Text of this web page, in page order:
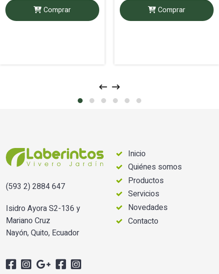
Comprar Comprar
(593 2) 2884 647
Isidro Ayora S2-136 y
Mariano Cruz
Nayón, Quito, Ecuador
Inicio
Quiénes somos
Productos
Servicios
Novedades
Contacto